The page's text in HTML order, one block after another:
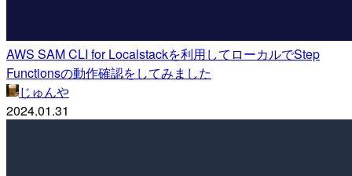
AWS SAM CLI for Localstackを利用してローカルでStep
Functionsの動作確認をしてみました
じゅんや
2024.01.31